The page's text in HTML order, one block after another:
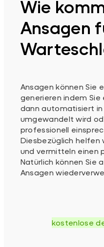
Wie
Ansagen
Ansagen können Sie
generieren indem
dann automatisiert
umgewandelt wird
professionell
Diesbezüglich helfen
und vermitteln einen
Natürlich können Sie
Ansagen
kostenlose